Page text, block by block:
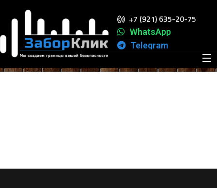
+7 (921) 635-20-75
WhatsApp
Telegram
Доставка и оплата
ПРОИЗВОДСТВО И МОНТАЖ ЗАБОРОВ ЛЮБОЙ
СЛОЖНОСТИ!